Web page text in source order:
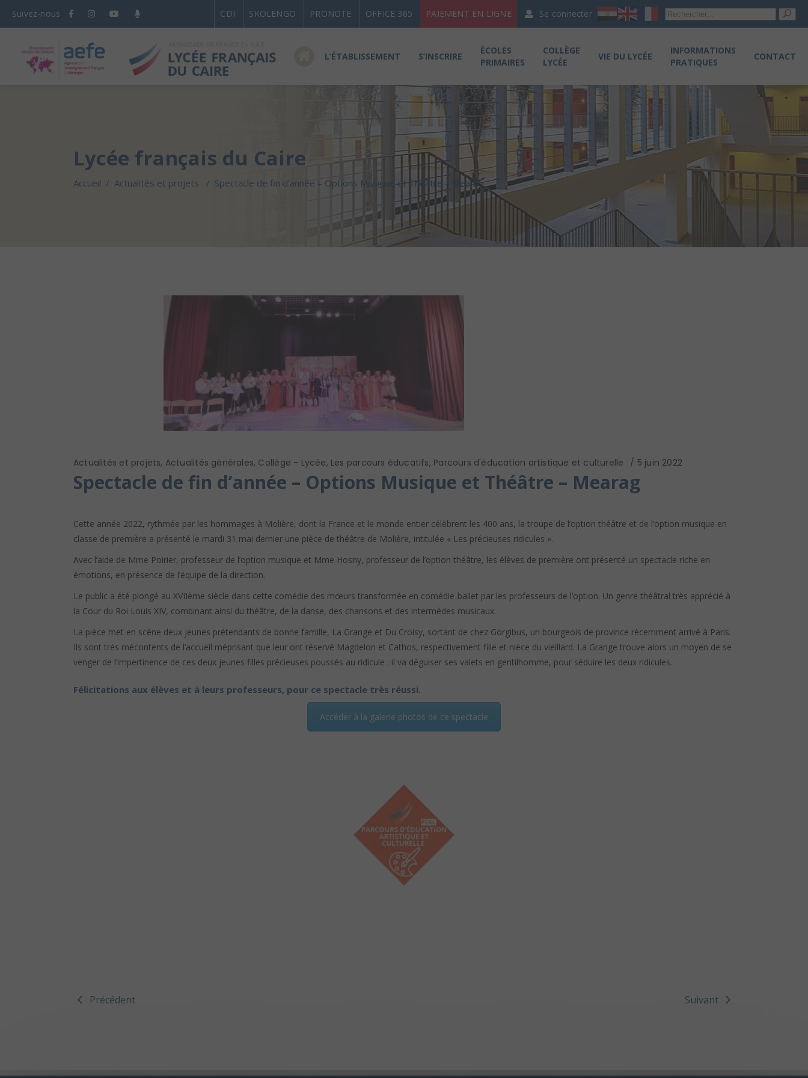
Suivez-nous CDI SKOLENGO PRONOTE OFFICE 365 PAIEMENT EN LIGNE Se connecter
L’ÉTABLISSEMENT S’INSCRIRE
ÉCOLES
PRIMAIRES
COLLÈGE
LYCÉE
VIE DU LYCÉE
INFORMATIONS
PRATIQUES
CONTACT
Lycée français du Caire
Accueil / Actualités et projets / Spectacle de fin d’année – Options Musique et Théâtre – Mearag
Actualités et projets, Actualités générales, Collège - Lycée, Les parcours éducatifs, Parcours d'éducation artistique et culturelle 5 juin 2022
Spectacle de fin d’année – Options Musique et Théâtre – Mearag
Cette année 2022, rythmée par les hommages à Molière, dont la France et le monde entier célèbrent les 400 ans, la troupe de l’option théâtre et de l’option musique en
classe de première a présenté le mardi 31 mai dernier une pièce de théâtre de Molière, intitulée « Les précieuses ridicules ».
Avec l’aide de Mme Poirier, professeur de l’option musique et Mme Hosny, professeur de l’option théâtre, les élèves de première ont présenté un spectacle riche en
émotions, en présence de l’équipe de la direction.
Le public a été plongé au XVIIème siècle dans cette comédie des mœurs transformée en comédie-ballet par les professeurs de l’option. Un genre théâtral très apprécié à
la Cour du Roi Louis XIV, combinant ainsi du théâtre, de la danse, des chansons et des intermèdes musicaux.
La pièce met en scène deux jeunes prétendants de bonne famille, La Grange et Du Croisy, sortant de chez Gorgibus, un bourgeois de province récemment arrivé à Paris.
Ils sont très mécontents de l’accueil méprisant que leur ont réservé Magdelon et Cathos, respectivement fille et nièce du vieillard. La Grange trouve alors un moyen de se
venger de l’impertinence de ces deux jeunes filles précieuses poussés au ridicule : il va déguiser ses valets en gentilhomme, pour séduire les deux ridicules.
Félicitations aux élèves et à leurs professeurs, pour ce spectacle très réussi.
Accéder à la galerie photos de ce spectacle
Précédent Suivant